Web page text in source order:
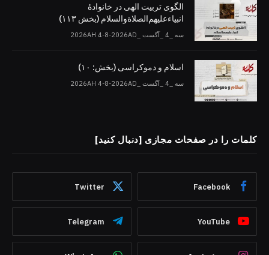
الگوی تربیت الهی در خانوادۀ
انبیاءعلیهم‌الصلاةو‌السلام (بخش ۱۱۳)
سه _4 _آگست _2026AH 4-8-2026AD
اسلام و دموکراسی (بخش: ۱۰)
سه _4 _آگست _2026AH 4-8-2026AD
کلمات را در صفحات مجازی [دنبال کنید]
Facebook
Twitter
YouTube
Telegram